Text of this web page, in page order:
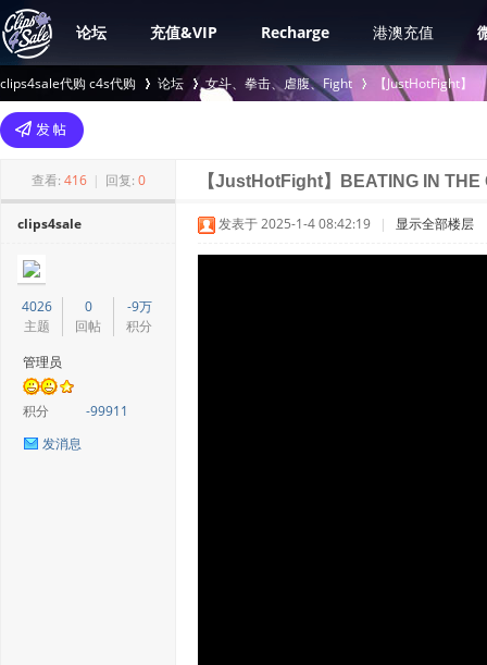
论坛 充值&VIP Recharge 港澳充值
clips4sale代购 c4s代购
>
论坛 女斗、拳击、虐腹、Fight
›
【JustHotFight】
查看: 416 | 回复: 0 【JustHotFight】BEATING IN
clips4sale
4026
主题
0
回帖
-9万
积分
管理员
积分
-99911
发消息
发表于 2025-1-4 08:42:19 | 显示全部楼层